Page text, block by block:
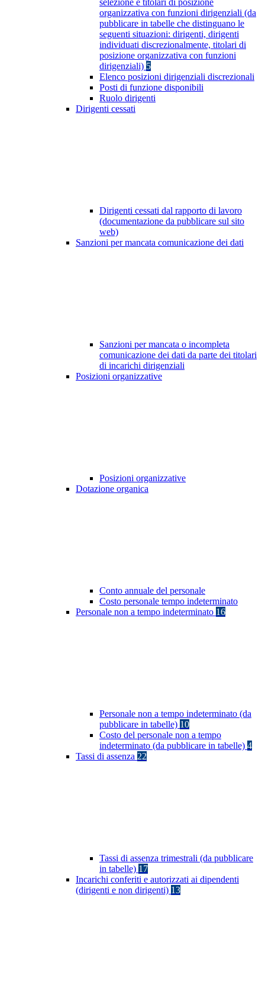
selezione e titolari di posizione
organizzativa con funzioni dirigenziali (da
pubblicare in tabelle che distinguano le
seguenti situazioni: dirigenti, dirigenti
individuati discrezionalmente, titolari di
posizione organizzativa con funzioni
dirigenziali) 5
Elenco posizioni dirigenziali discrezionali
Posti di funzione disponibili
Ruolo dirigenti
Dirigenti cessati
Dirigenti cessati dal rapporto di lavoro
(documentazione da pubblicare sul sito
web)
Sanzioni per mancata comunicazione dei dati
Sanzioni per mancata o incompleta
comunicazione dei dati da parte dei titolari
di incarichi dirigenziali
Posizioni organizzative
Posizioni organizzative
Dotazione organica
Conto annuale del personale
Costo personale tempo indeterminato
Personale non a tempo indeterminato 16
Personale non a tempo indeterminato (da
pubblicare in tabelle) 10
Costo del personale non a tempo
indeterminato (da pubblicare in tabelle) 4
Tassi di assenza 22
Tassi di assenza trimestrali (da pubblicare
in tabelle) 17
Incarichi conferiti e autorizzati ai dipendenti
(dirigenti e non dirigenti) 13